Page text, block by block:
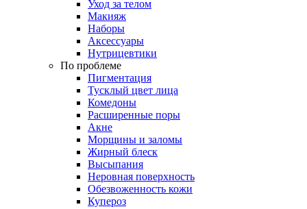
Уход за телом
Макияж
Наборы
Аксессуары
Нутрицевтики
По проблеме
Пигментация
Тусклый цвет лица
Комедоны
Расширенные поры
Акне
Морщины и заломы
Жирный блеск
Высыпания
Неровная поверхность
Обезвоженность кожи
Купероз